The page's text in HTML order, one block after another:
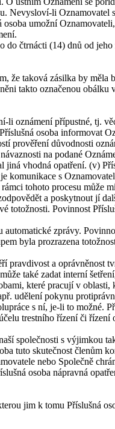
Nevysloví-li Oznamovatel
umožní
čtrnácti (14) dnů od
že taková zásilka by měla
takto označenou
oznámení přípustné, tj.
osoba informovat
prověření důvodnosti
na podané
vhodná opatření. (v)
komunikace s
tohoto procesu může
a poskytnout jí
totožnosti. Povinnost
zprávy.
byla prozrazena
pravdivost a oprávněnost
také zadat interní
které pracují v oblasti,
udělení pokynu
s ní, je-li to možné.
trestního řízení či
společnosti s výjimkou
tuto skutečnost členům
nebo Společně
osoba nápravná
jim k tomu Příslušná